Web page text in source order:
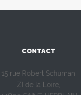
CONTACT
15 rue Robert Schuman
ZI de la Loire,